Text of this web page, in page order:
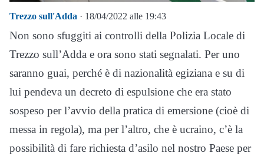
Trezzo sull'Adda · 18/04/2022 alle 19:43
Non sono sfuggiti ai controlli della Polizia Locale di
Trezzo sull’Adda e ora sono stati segnalati. Per uno
saranno guai, perché è di nazionalità egiziana e su di
lui pendeva un decreto di espulsione che era stato
sospeso per l’avvio della pratica di emersione (cioè di
messa in regola), ma per l’altro, che è ucraino, c’è la
possibilità di fare richiesta d’asilo nel nostro Paese per